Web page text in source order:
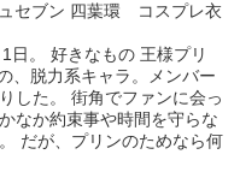
セブン 四葉環 コスプレ衣
。 好きなもの 王様プリ
、脱力系キャラ。メンバー
した。 街角でファンに会っ
なか約束事や時間を守らな
だが、プリンのためなら何